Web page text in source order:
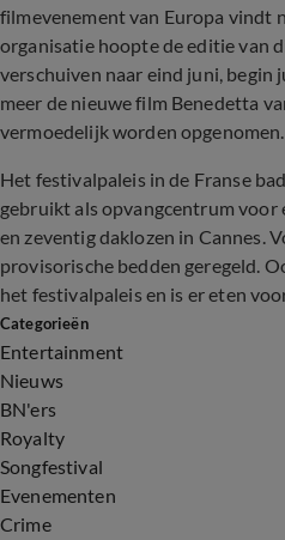
filmevenement van Europa vindt
organisatie hoopte de editie van
verschuiven naar eind juni, begin
meer de nieuwe film Benedetta
vermoedelijk worden opgenomen.
Het festivalpaleis in de Franse
gebruikt als opvangcentrum voor
en zeventig daklozen in Cannes.
provisorische bedden geregeld.
het festivalpaleis en is er eten
Categorieën
Entertainment
Nieuws
BN'ers
Royalty
Songfestival
Evenementen
Crime